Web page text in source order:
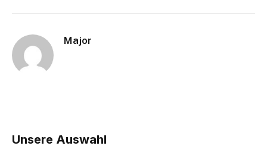
Major
Unsere Auswahl